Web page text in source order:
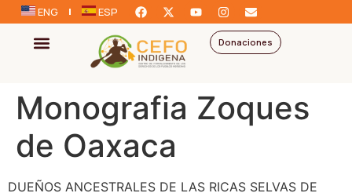
ENG ESP
Donaciones
Monografia Zoques
de Oaxaca
DUEÑOS ANCESTRALES DE LAS RICAS SELVAS DE